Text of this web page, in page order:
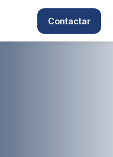
Contactar